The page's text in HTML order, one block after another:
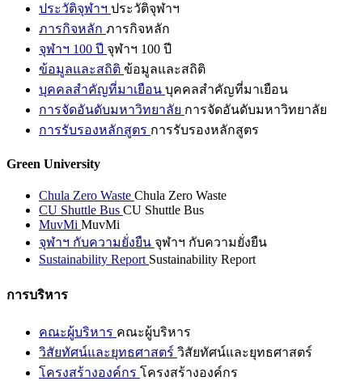
ประวัติจุฬาฯ ประวัติจุฬาฯ
ภารกิจหลัก ภารกิจหลัก
จุฬาฯ 100 ปี จุฬาฯ 100 ปี
ข้อมูลและสถิติ ข้อมูลและสถิติ
บุคคลสำคัญที่มาเยือน บุคคลสำคัญที่มาเยือน
การจัดอันดับมหาวิทยาลัย การจัดอันดับมหาวิทยาลัย
การรับรองหลักสูตร การรับรองหลักสูตร
Green University
Chula Zero Waste Chula Zero Waste
CU Shuttle Bus CU Shuttle Bus
MuvMi MuvMi
จุฬาฯ กับความยั่งยืน จุฬาฯ กับความยั่งยืน
Sustainability Report Sustainability Report
การบริหาร
คณะผู้บริหาร คณะผู้บริหาร
วิสัยทัศน์และยุทธศาสตร์ วิสัยทัศน์และยุทธศาสตร์
โครงสร้างองค์กร โครงสร้างองค์กร